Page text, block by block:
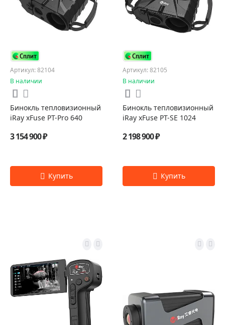
Артикул: 82104
В наличии
Бинокль тепловизионный
iRay xFuse PT-Pro 640
3 154 900 ₽
Артикул: 82105
В наличии
Бинокль тепловизионный
iRay xFuse PT-SE 1024
2 198 900 ₽